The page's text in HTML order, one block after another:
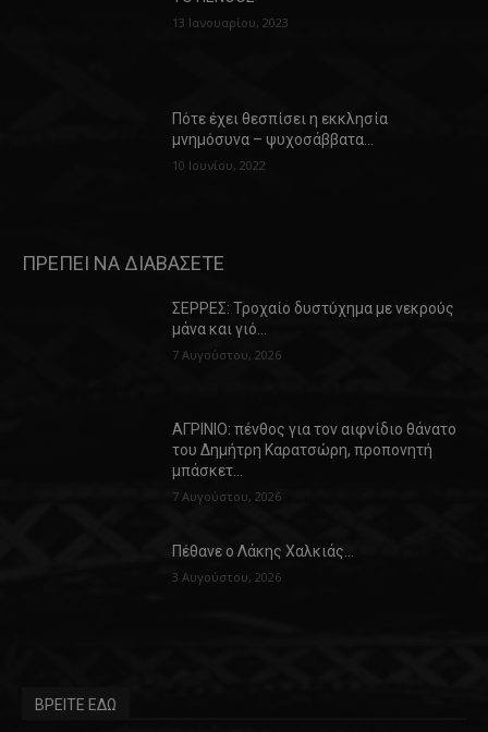
13 Ιανουαρίου, 2023
Πότε έχει θεσπίσει η εκκλησία
μνημόσυνα – ψυχοσάββατα…
10 Ιουνίου, 2022
ΠΡΕΠΕΙ ΝΑ ΔΙΑΒΑΣΕΤΕ
ΣΕΡΡΕΣ: Τροχαίο δυστύχημα με νεκρούς
μάνα και γιό…
7 Αυγούστου, 2026
ΑΓΡΙΝΙΟ: πένθος για τον αιφνίδιο θάνατο
του Δημήτρη Καρατσώρη, προπονητή
μπάσκετ…
7 Αυγούστου, 2026
Πέθανε ο Λάκης Χαλκιάς…
3 Αυγούστου, 2026
ΒΡΕΙΤΕ ΕΔΩ